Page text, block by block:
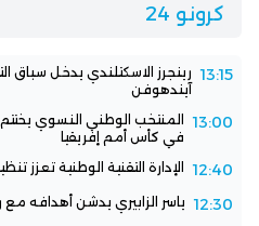
كرونو 24
13:15 رينجرز الاسكتلندي يدخل سباق
آيندهوفن
13:00
المنتخب الوطني النسوي
في كأس أمم إفريقيا
12:40 الإدارة التقنية الوطنية تعزز
12:30 ياسر الزابيري يدشن أهدافه